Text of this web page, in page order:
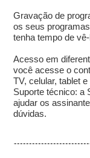
Gravação de
os seus
tenha tempo de
Acesso em
você acesse o
TV, celular, tablet
Suporte técnico: a
ajudar os
dúvidas.